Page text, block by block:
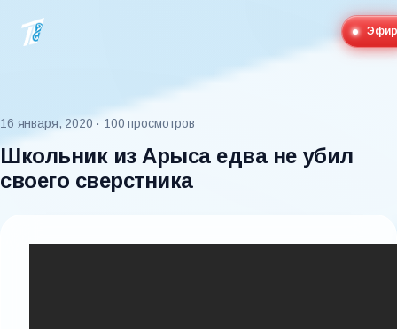
Эфир
16 января, 2020 · 100 просмотров
Школьник из Арыса едва не убил
своего сверстника